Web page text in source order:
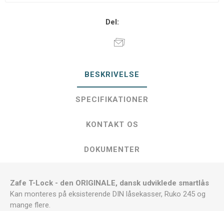
Del:
BESKRIVELSE
SPECIFIKATIONER
KONTAKT OS
DOKUMENTER
Zafe T-Lock - den ORIGINALE, dansk udviklede smartlås
Kan monteres på eksisterende DIN låsekasser, Ruko 245 og
mange flere.